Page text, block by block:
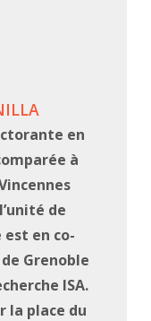
en
à
de
est en co-
Grenoble
ISA.
la place du